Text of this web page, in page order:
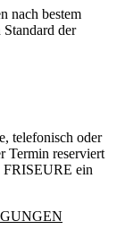
nach bestem
der
telefonisch oder
Termin reserviert
FRISEURE ein